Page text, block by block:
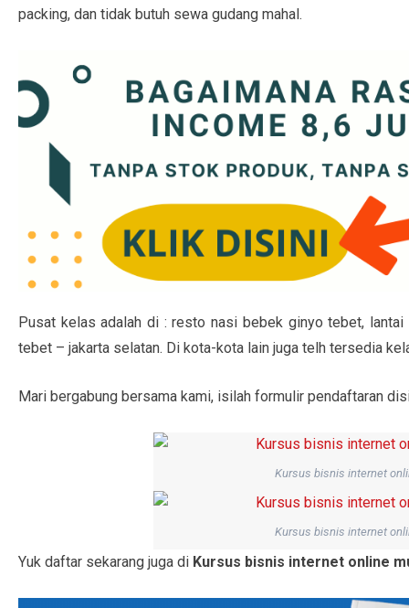
packing, dan tidak butuh sewa gudang mahal.
Pusat kelas adalah di : resto nasi bebek ginyo tebet,
tebet – jakarta selatan. Di kota-kota lain juga telh tersedia
Mari bergabung bersama kami, isilah formulir pendaftaran
Kursus bisnis internet
Kursus bisnis internet
Yuk daftar sekarang juga di Kursus bisnis internet online